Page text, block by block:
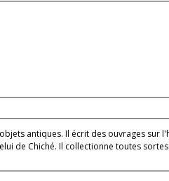
ouvrages sur l'histoire
de Chiché. Il collectionne toutes sortes